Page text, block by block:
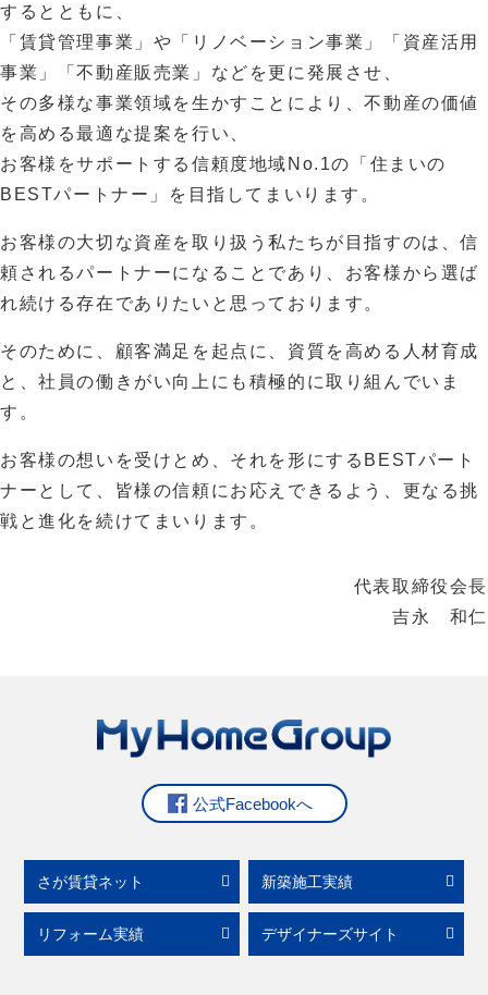
するとともに、
「賃貸管理事業」や「リノベーション事業」「資産活用
事業」「不動産販売業」などを更に発展させ、
その多様な事業領域を生かすことにより、不動産の価値
を高める最適な提案を行い、
お客様をサポートする信頼度地域No.1の「住まいの
BESTパートナー」を目指してまいります。
お客様の大切な資産を取り扱う私たちが目指すのは、信
頼されるパートナーになることであり、お客様から選ば
れ続ける存在でありたいと思っております。
そのために、顧客満足を起点に、資質を高める人材育成
と、社員の働きがい向上にも積極的に取り組んでいま
す。
お客様の想いを受けとめ、それを形にするBESTパート
ナーとして、皆様の信頼にお応えできるよう、更なる挑
戦と進化を続けてまいります。
代表取締役会長
吉永 和仁
公式Facebookへ
さが賃貸ネット 新築施工実績
リフォーム実績 デザイナーズサイト